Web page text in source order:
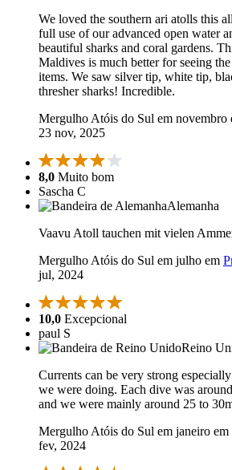
We loved the southern ari atolls this
full use of our advanced open water
beautiful sharks and coral gardens.
Maldives is much better for seeing
items. We saw silver tip, white tip,
thresher sharks! Incredible.
Mergulho Atóis do Sul em novembro
23 nov, 2025
8,0 Muito bom
Sascha C
Alemanha
Vaavu Atoll tauchen mit vielen
Mergulho Atóis do Sul em julho em
jul, 2024
10,0 Excepcional
paul S
Reino
Currents can be very strong
we were doing. Each dive was
and we were mainly around 25 to
Mergulho Atóis do Sul em janeiro em
fev, 2024